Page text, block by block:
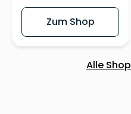
Zum Shop
Alle